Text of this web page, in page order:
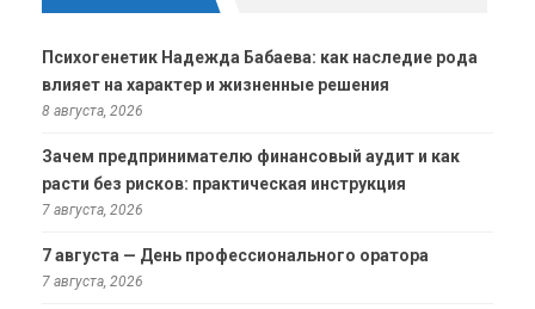
Психогенетик Надежда Бабаева: как наследие рода
влияет на характер и жизненные решения
8 августа, 2026
Зачем предпринимателю финансовый аудит и как
расти без рисков: практическая инструкция
7 августа, 2026
7 августа — День профессионального оратора
7 августа, 2026